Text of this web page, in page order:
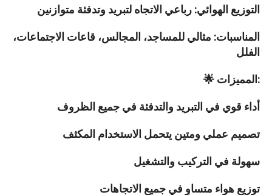
التوزيع الهوائي: رباعي الاتجاه لتبريد وتدفئة متوازنين
المناسبات: مثالي للمساجد، المجالس، قاعات الاجتماعات،
الفلل
🌟
المميزات:
أداء قوي في التبريد والتدفئة في جميع الظروف
تصميم عملي ومتين يتحمل الاستخدام المكثف
سهولة في التركيب والتشغيل
توزيع هواء متساوٍ في جميع الاتجاهات